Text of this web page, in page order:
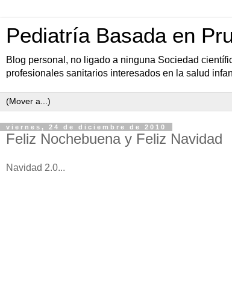
Pediatría Basada en
Blog personal, no ligado a ninguna Sociedad
profesionales sanitarios interesados en la salud
viernes, 24 de diciembre de 2010
Feliz Nochebuena y Feliz Navidad
Navidad 2.0...